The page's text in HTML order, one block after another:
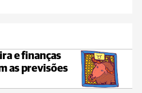
e finanças
as previsões